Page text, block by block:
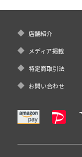
店舗紹介
メディア掲載
特定商取引法
お問い合わせ